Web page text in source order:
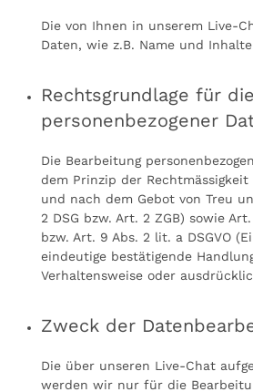
Die von Ihnen in unserem Live-
Daten, wie z.B. Name und
Rechtsgrundlage für
personenbezogener
Die Bearbeitung
dem Prinzip der Rechtmässigkeit
und nach dem Gebot von Treu
2 DSG bzw. Art. 2 ZGB) sowie
bzw. Art. 9 Abs. 2 lit. a DSGVO
eindeutige bestätigende
Verhaltensweise oder
Zweck der
Die über unseren Live-Chat
werden wir nur für die